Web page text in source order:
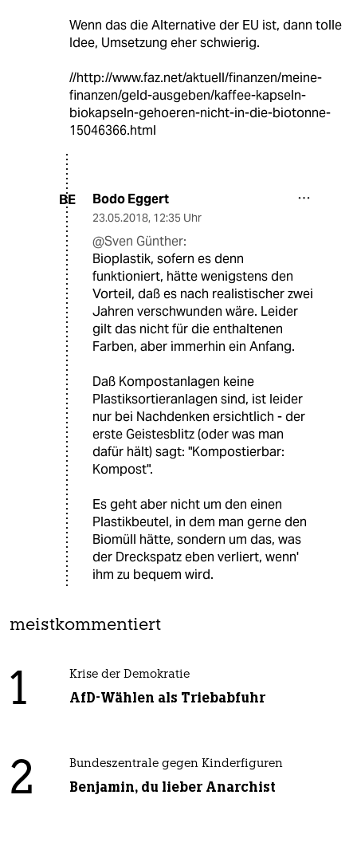
Wenn das die Alternative der EU ist, dann tolle
Idee, Umsetzung eher schwierig.
//http://www.faz.net/aktuell/finanzen/meine-
finanzen/geld-ausgeben/kaffee-kapseln-
biokapseln-gehoeren-nicht-in-die-biotonne-
15046366.html
BE Bodo Eggert
23.05.2018, 12:35 Uhr
@Sven Günther:
Bioplastik, sofern es denn
funktioniert, hätte wenigstens den
Vorteil, daß es nach realistischer zwei
Jahren verschwunden wäre. Leider
gilt das nicht für die enthaltenen
Farben, aber immerhin ein Anfang.
Daß Kompostanlagen keine
Plastiksortieranlagen sind, ist leider
nur bei Nachdenken ersichtlich - der
erste Geistesblitz (oder was man
dafür hält) sagt: "Kompostierbar:
Kompost".
Es geht aber nicht um den einen
Plastikbeutel, in dem man gerne den
Biomüll hätte, sondern um das, was
der Dreckspatz eben verliert, wenn'
ihm zu bequem wird.
meistkommentiert
1 Krise der Demokratie
AfD-Wählen als Triebabfuhr
2 Bundeszentrale gegen Kinderfiguren
Benjamin, du lieber Anarchist